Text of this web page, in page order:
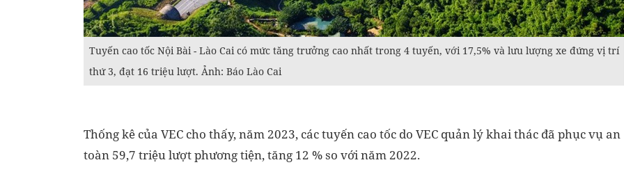
Tuyến cao tốc Nội Bài - Lào Cai có mức tăng trưởng cao nhất trong 4 tuyến, với 17,5% và lưu lượng xe đứng vị trí
thứ 3, đạt 16 triệu lượt. Ảnh: Báo Lào Cai
Thống kê của VEC cho thấy, năm 2023, các tuyến cao tốc do VEC quản lý khai thác đã phục vụ an
toàn 59,7 triệu lượt phương tiện, tăng 12 % so với năm 2022.